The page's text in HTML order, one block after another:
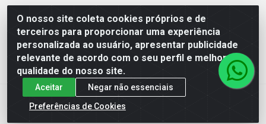
O nosso site coleta cookies próprios e de
terceiros para proporcionar uma experiência
personalizada ao usuário, apresentar publicidade
relevante de acordo com o seu perfil e melhorar a
qualidade do nosso site.
Aceitar
Negar não essenciais
Preferências de Cookies
Machado Carnes Distribuidora de Alimentos LTDA -
Logradouro: Avenida Candido Aleixo, 148 - Centro - Oeiras/PI
- CEP 64.500-000 - 31.391.008/0001-50